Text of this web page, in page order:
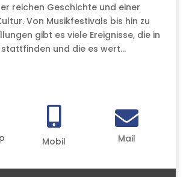
reichen Geschichte und einer
Von Musikfestivals bis hin zu
gibt es viele Ereignisse, die in
und die es wert...

Mobil

Mail